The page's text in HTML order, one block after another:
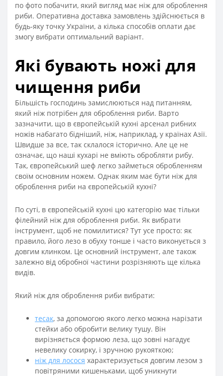
по фото побачити, який вигляд має ніж для оброблення
риби. Оперативна доставка замовлень здійснюється в
будь-яку точку України, а кілька способів оплати дає
змогу вибрати оптимальний варіант.
Які бувають ножі для
чищення риби
Більшість господинь замислюються над питанням,
який ніж потрібен для оброблення риби. Варто
зазначити, що в європейській кухні арсенал рибних
ножів набагато бідніший, ніж, наприклад, у країнах Азії.
Швидше за все, так склалося історично. Але це не
означає, що наші кухарі не вміють обробляти рибу.
Так, європейський шеф легко займеться обробленням
своїм основним ножем. Однак яким має бути ніж для
оброблення риби на європейській кухні?
По суті, в європейській кухні цю категорію має тільки
філейний ніж для оброблення риби. Як вибрати
інструмент, щоб не помилитися? Тут усе просто: як
правило, його лезо в обуху тонше і часто виконується з
довгим клинком. Це основний інструмент, але також
залежно від обробної частини розрізняють ще кілька
видів.
Який ніж для оброблення риби вибрати:
тесак, за допомогою якого легко можна нарізати
стейки або обробити велику тушу. Він
вирізняється формою леза, що зовні нагадує
невелику сокирку, і зручною рукояткою;
ніж для лосося характеризується довгим лезом з
повітряними кишеньками, щоб уникнути